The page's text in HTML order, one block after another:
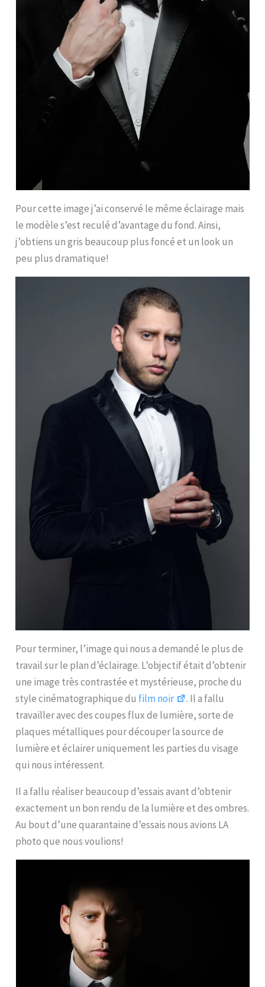
Pour cette image j’ai conservé le même éclairage mais
le modèle s’est reculé d’avantage du fond. Ainsi,
j’obtiens un gris beaucoup plus foncé et un look un
peu plus dramatique!
Pour terminer, l’image qui nous a demandé le plus de
travail sur le plan d’éclairage. L’objectif était d’obtenir
une image très contrastée et mystérieuse, proche du
style cinématographique du film noir
. Il a fallu
travailler avec des coupes flux de lumière, sorte de
plaques métalliques pour découper la source de
lumière et éclairer uniquement les parties du visage
qui nous intéressent.
Il a fallu réaliser beaucoup d’essais avant d’obtenir
exactement un bon rendu de la lumière et des ombres.
Au bout d’une quarantaine d’essais nous avions LA
photo que nous voulions!